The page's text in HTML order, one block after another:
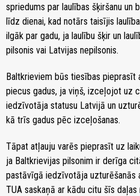
spriedums par laulības šķiršanu un
līdz dienai, kad notārs taisījis
ilgāk par gadu, ja laulību šķir un
pilsonis vai Latvijas nepilsonis.
Baltkrieviem būs tiesības pieprasīt
piecus gadus, ja viņš, izceļojot uz
iedzīvotāja statusu Latvijā un
kā trīs gadus pēc izceļošanas.
Tāpat atļauju varēs pieprasīt uz
ja Baltkrievijas pilsonim ir derīga
pastāvīgā iedzīvotāja uzturēšanās
TUA saskaņā ar kādu citu šīs daļas